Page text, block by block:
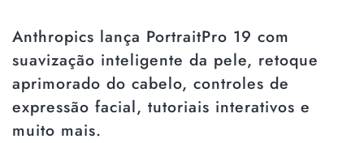
Anthropics lança PortraitPro 19 com
suavização inteligente da pele, retoque
aprimorado do cabelo, controles de
expressão facial, tutoriais interativos e
muito mais.